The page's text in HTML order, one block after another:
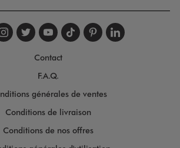
nous sur
Suivez-nous sur
Suivez-nous sur
Suivez-nous
Suivez-nous
Suivez-
Contact
F.A.Q.
générales de ventes
Conditions de livraison
Conditions de nos offres